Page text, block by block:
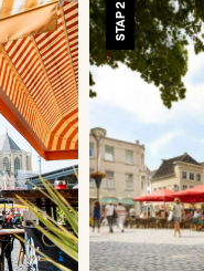
STAP 2